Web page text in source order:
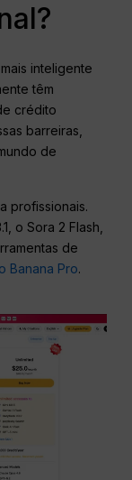
inteligente
têm
crédito
barreiras,
de
profissionais.
o Sora 2 Flash,
de
Banana Pro.